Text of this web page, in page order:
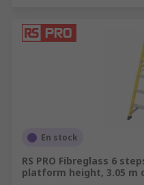
En stock
RS PRO Fibreglass 6
platform height, 3.05 m